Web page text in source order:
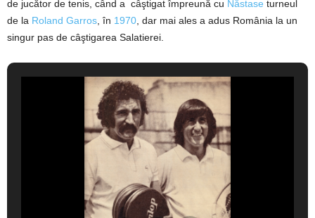
de jucător de tenis, când a câştigat împreună cu Năstase turneul
de la Roland Garros , în 1970 , dar mai ales a adus România la un
singur pas de câştigarea Salatierei.